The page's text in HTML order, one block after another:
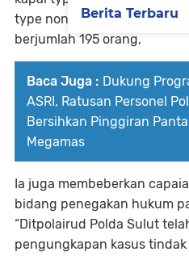
type non class 9 unit,
berjumlah 195 orang,
Baca Juga : Dukung
ASRI, Ratusan Personel
Bersihkan Pinggiran
Megamas
Ia juga membeberkan
bidang penegakan hukum
“Ditpolairud Polda Sulut
pengungkapan kasus
Berita Terbaru